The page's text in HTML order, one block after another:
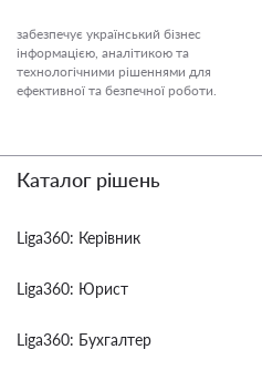
забезпечує український бізнес
інформацією, аналітикою та
технологічними рішеннями для
ефективної та безпечної роботи.
Каталог рішень
Liga360: Керівник
Liga360: Юрист
Liga360: Бухгалтер